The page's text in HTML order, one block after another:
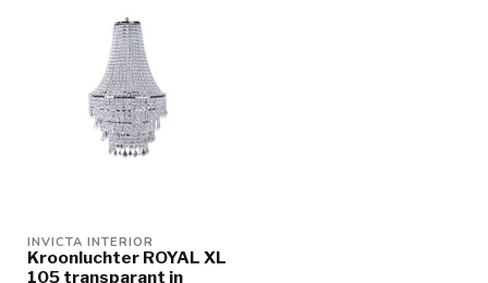
INVICTA INTERIOR
Kroonluchter ROYAL XL
105 transparant in